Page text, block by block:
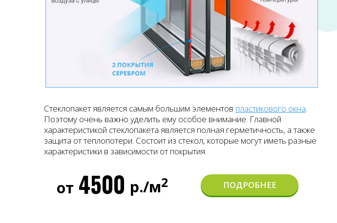
4500 р./м2
от
Стеклопакет является самым большим элементов пластикового окна.
Поэтому очень важно уделить ему особое внимание. Главной
характеристикой стеклопакета является полная герметичность, а также
защита от теплопотери. Состоит из стекол, которые могут иметь разные
характеристики в зависимости от покрытия.
ПОДРОБНЕЕ